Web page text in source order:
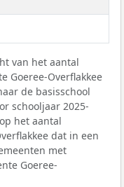
van het aantal
Goeree-Overflakkee
de basisschool
schooljaar 2025-
het aantal
dat in een
met
Goeree-